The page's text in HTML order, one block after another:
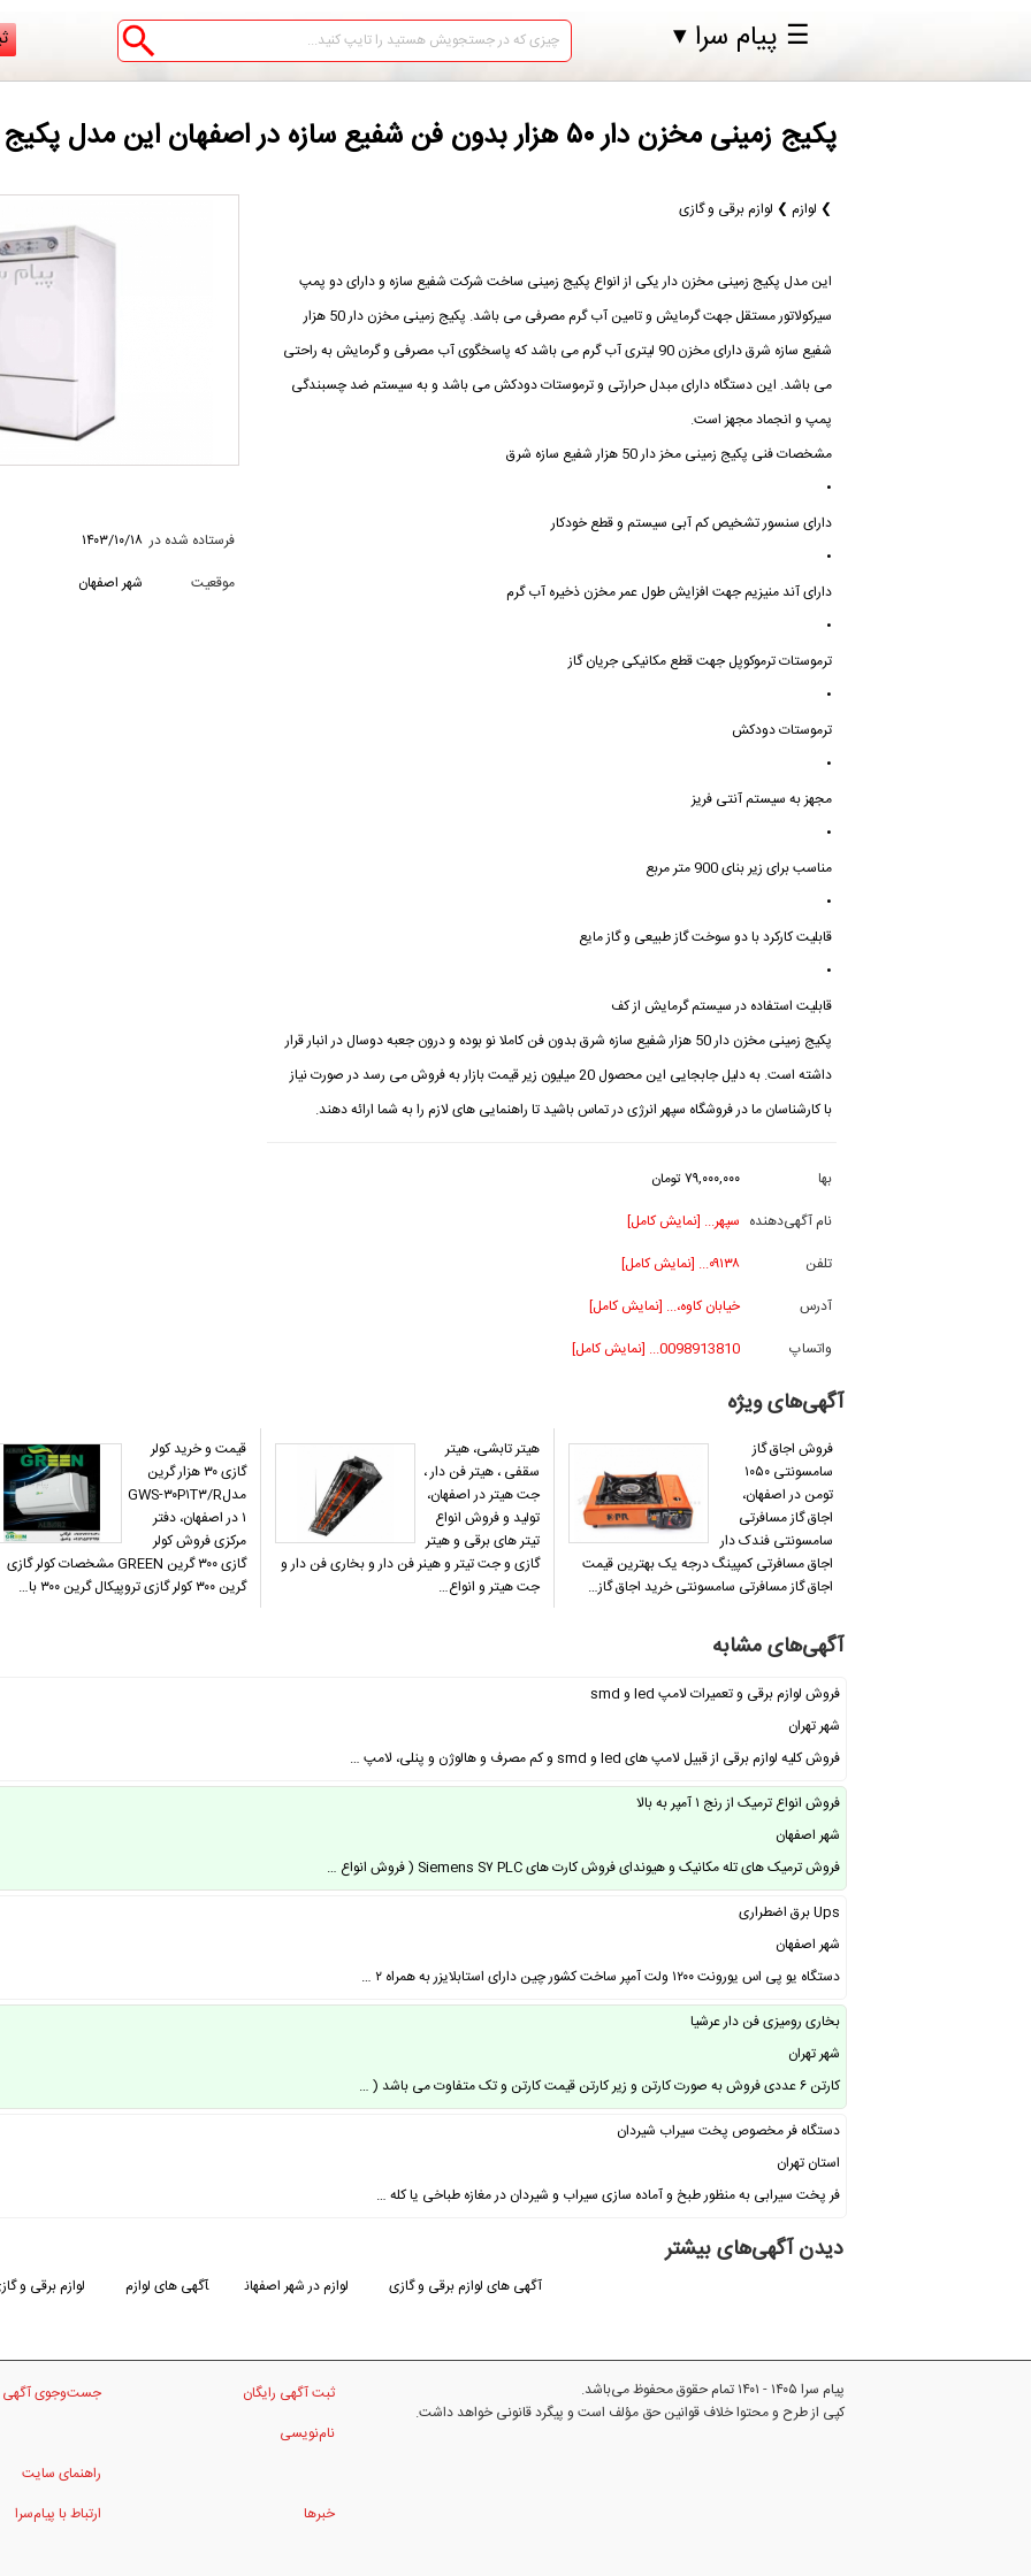
☰ پیام سرا ▾
پکیج زمینی مخزن دار ۵۰ هزار بدون فن شفیع سازه در اصفهان این مدل پکیج
❯ لوازم ❯ لوازم برقی و گازی
این مدل پکیج زمینی مخزن دار یکی از انواع پکیج زمینی ساخت شرکت شفیع سازه و دارای دو پمپ
سیرکولاتور مستقل جهت گرمایش و تامین آب گرم مصرفی می باشد. پکیج زمینی مخزن دار 50 هزار
شفیع سازه شرق دارای مخزن 90 لیتری آب گرم می باشد که پاسخگوی آب مصرفی و گرمایش به راحتی
می باشد. این دستگاه دارای مبدل حرارتی و ترموستات دودکش می باشد و به سیستم ضد چسبندگی
پمپ و انجماد مجهز است.
مشخصات فنی پکیج زمینی مخز دار 50 هزار شفیع سازه شرق
•
دارای سنسور تشخیص کم آبی سیستم و قطع خودکار
•
دارای آند منیزیم جهت افزایش طول عمر مخزن ذخیره آب گرم
•
ترموستات ترموکوپل جهت قطع مکانیکی جریان گاز
•
ترموستات دودکش
•
مجهز به سیستم آنتی فریز
•
مناسب برای زیر بنای 900 متر مربع
•
قابلیت کارکرد با دو سوخت گاز طبیعی و گاز مایع
•
قابلیت استفاده در سیستم گرمایش از کف
پکیج زمینی مخزن دار 50 هزار شفیع سازه شرق بدون فن کاملا نو بوده و درون جعبه دوسال در انبار قرار
داشته است. به دلیل جابجایی این محصول 20 میلیون زیر قیمت بازار به فروش می رسد در صورت نیاز
با کارشناسان ما در فروشگاه سپهر انرژی در تماس باشید تا راهنمایی های لازم را به شما ارائه دهند.
بها
۷۹,۰۰۰,۰۰۰ تومان
نام آگهی‌دهنده سپهر... [نمایش کامل]
تلفن
۰۹۱۳۸... [نمایش کامل]
آدرس
خیابان کاوه،... [نمایش کامل]
واتساپ
0098913810... [نمایش کامل]
فرستاده شده در ۱۴۰۳/۱۰/۱۸
موقعیت
شهر اصفهان
آگهی‌های ویژه
فروش اجاق گاز
سامسونتی ۱۰۵۰
تومن در اصفهان،
اجاق گاز مسافرتی
سامسونتی فندک دار
اجاق مسافرتی کمپینگ درجه یک بهترین قیمت
اجاق گاز مسافرتی سامسونتی خرید اجاق گاز…
هیتر تابشی، هیتر
سقفی ، هیتر فن دار ،
جت هیتر در اصفهان،
تولید و فروش انواع
تیتر های برقی و هیتر
گازی و جت تیتر و هینر فن دار و بخاری فن دار و
جت هیتر و انواع…
قیمت و خرید کولر
گازی ۳۰ هزار گرین
مدلGWS-۳۰P۱T۳/R
۱ در اصفهان، دفتر
مرکزی فروش کولر
گازی ۳۰۰ گرین GREEN مشخصات کولر گازی
گرین ۳۰۰ کولر گازی تروپیکال گرین ۳۰۰ با…
آگهی‌های مشابه
فروش لوازم برقی و تعمیرات لامپ led و smd
شهر تهران
فروش کلیه لوازم برقی از قبیل لامپ های led و smd و کم مصرف و هالوژن و پنلی، لامپ …
فروش انواع ترمیک از رنج ۱ آمپر به بالا
شهر اصفهان
فروش ترمیک های تله مکانیک و هیوندای فروش کارت های Siemens S۷ PLC ( فروش انواع …
Ups برق اضطراری
شهر اصفهان
دستگاه یو پی اس یورونت ۱۲۰۰ ولت آمپر ساخت کشور چین دارای استابلایزر به همراه ۲ …
بخاری رومیزی فن دار عرشیا
شهر تهران
کارتن ۶ عددی فروش به صورت کارتن و زیر کارتن قیمت کارتن و تک متفاوت می باشد ( …
دستگاه فر مخصوص پخت سیراب شیردان
استان تهران
فر پخت سیرابی به منظور طبخ و آماده سازی سیراب و شیردان در مغازه طباخی یا کله …
دیدن آگهی‌های بیشتر
آگهی های لوازم برقی و گازی لوازم در شهر اصفهان آگهی های لوازم لوازم برقی و
پیام سرا ۱۴۰۵ - ۱۴۰۱ تمام حقوق محفوظ می‌باشد.
کپی از طرح و محتوا خلاف قوانین حق مؤلف است و پیگرد قانونی خواهد داشت.
ثبت آگهی رایگان
نام‌نویسی
خبرها
جست‌وجوی آگهی
راهنمای سایت
ارتباط با پیام‌سرا